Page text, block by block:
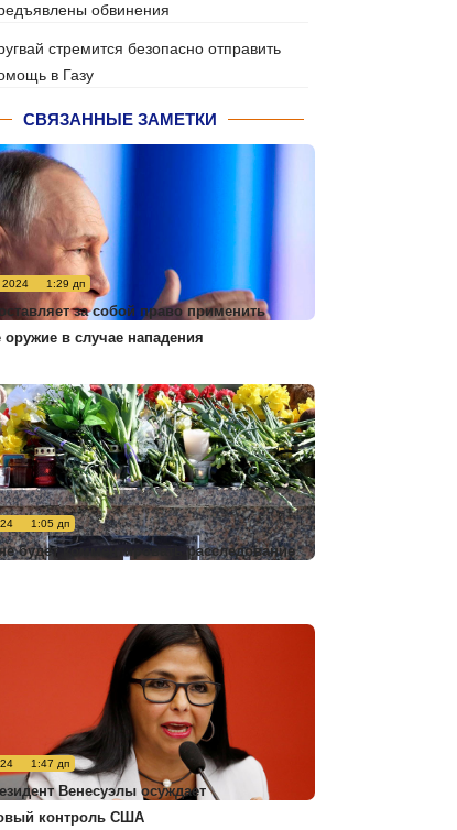
обвинения
стремится безопасно отправить
в Газу
СВЯЗАННЫЕ ЗАМЕТКИ
2024 1:29 дп
за собой право применить
оружие в случае нападения
1:05 дп
будет комментировать расследование
1:47 дп
Венесуэлы осуждает
контроль США